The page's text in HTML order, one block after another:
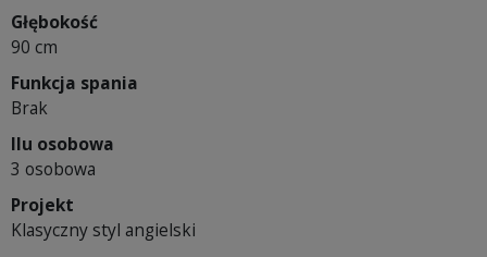
Głębokość
90 cm
Funkcja spania
Brak
Ilu osobowa
3 osobowa
Projekt
Klasyczny styl angielski